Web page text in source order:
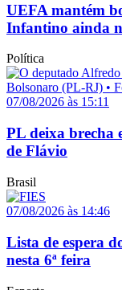
UEFA mantém
Infantino ainda
Política
07/08/2026 às 15:11
PL deixa brecha
de Flávio
Brasil
07/08/2026 às 14:46
Lista de espera
nesta 6ª feira